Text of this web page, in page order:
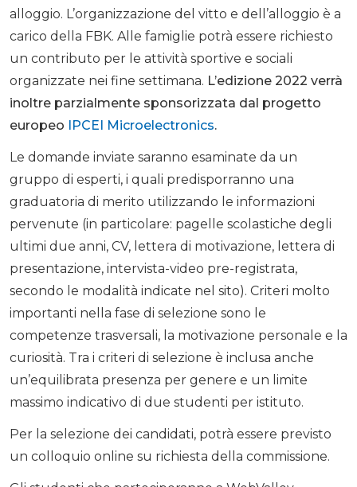
alloggio. L’organizzazione del vitto e dell’alloggio è a
carico della FBK. Alle famiglie potrà essere richiesto
un contributo per le attività sportive e sociali
organizzate nei fine settimana. L’edizione 2022 verrà
inoltre parzialmente sponsorizzata dal progetto
europeo IPCEI Microelectronics.
Le domande inviate saranno esaminate da un
gruppo di esperti, i quali predisporranno una
graduatoria di merito utilizzando le informazioni
pervenute (in particolare: pagelle scolastiche degli
ultimi due anni, CV, lettera di motivazione, lettera di
presentazione, intervista-video pre-registrata,
secondo le modalità indicate nel sito). Criteri molto
importanti nella fase di selezione sono le
competenze trasversali, la motivazione personale e la
curiosità. Tra i criteri di selezione è inclusa anche
un’equilibrata presenza per genere e un limite
massimo indicativo di due studenti per istituto.
Per la selezione dei candidati, potrà essere previsto
un colloquio online su richiesta della commissione.